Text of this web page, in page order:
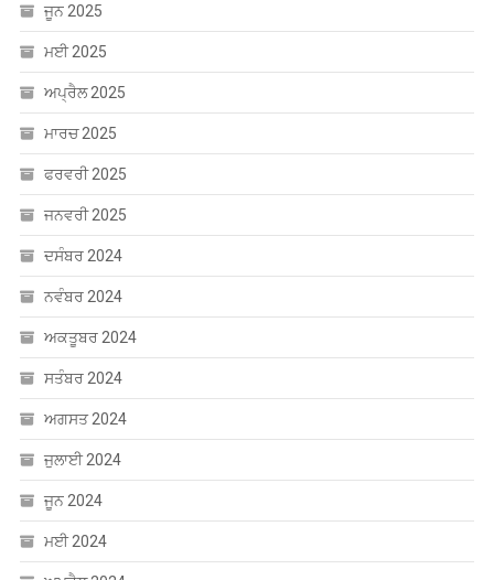
ਅਪ੍ਰੈਲ 2025
ਮਾਰਚ 2025
ਫਰਵਰੀ 2025
ਜਨਵਰੀ 2025
ਦਸੰਬਰ 2024
ਨਵੰਬਰ 2024
ਅਕਤੂਬਰ 2024
ਸਤੰਬਰ 2024
ਅਗਸਤ 2024
ਜੁਲਾਈ 2024
ਜੂਨ 2024
ਮਈ 2024
ਅਪ੍ਰੈਲ 2024
ਮਾਰਚ 2024